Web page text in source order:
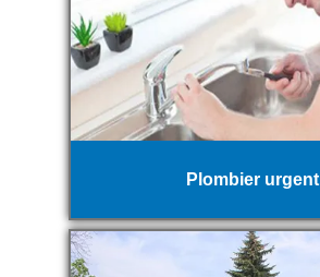
Plombier urgent